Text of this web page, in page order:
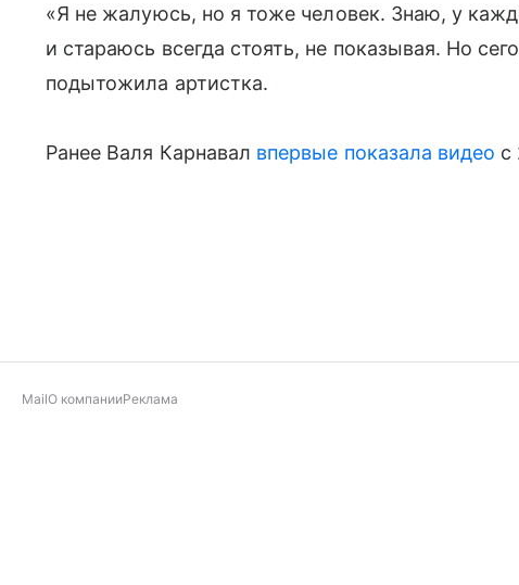
«Я не жалуюсь, но я тоже человек. Знаю, у
и стараюсь всегда стоять, не показывая. Но
подытожила артистка.
Ранее Валя Карнавал впервые показала видео с
MailО компанииРеклама